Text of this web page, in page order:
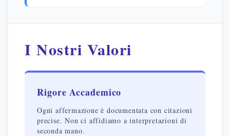
I Nostri Valori
Rigore Accademico
Ogni affermazione è documentata con citazioni
precise. Non ci affidiamo a interpretazioni di
seconda mano.